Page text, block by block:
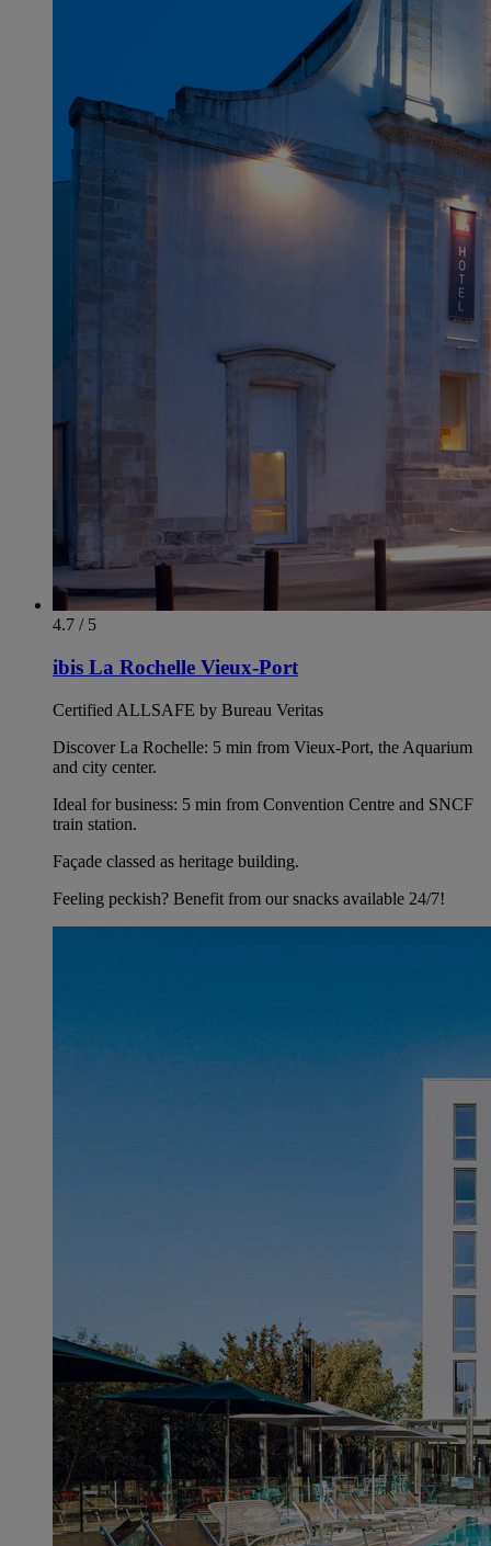
4.7 / 5
ibis La Rochelle Vieux-Port
Certified ALLSAFE by Bureau Veritas
Discover La Rochelle: 5 min from Vieux-Port, the Aquarium
and city center.
Ideal for business: 5 min from Convention Centre and SNCF
train station.
Façade classed as heritage building.
Feeling peckish? Benefit from our snacks available 24/7!